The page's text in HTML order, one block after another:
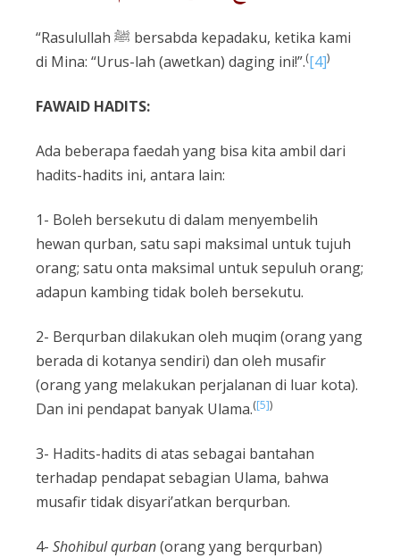
“Rasulullah ﷺ bersabda kepadaku, ketika kami
di Mina: “Urus-lah (awetkan) daging ini!”.([4])
FAWAID HADITS:
Ada beberapa faedah yang bisa kita ambil dari
hadits-hadits ini, antara lain:
1- Boleh bersekutu di dalam menyembelih
hewan qurban, satu sapi maksimal untuk tujuh
orang; satu onta maksimal untuk sepuluh orang;
adapun kambing tidak boleh bersekutu.
2- Berqurban dilakukan oleh muqim (orang yang
berada di kotanya sendiri) dan oleh musafir
(orang yang melakukan perjalanan di luar kota).
Dan ini pendapat banyak Ulama.([5])
3- Hadits-hadits di atas sebagai bantahan
terhadap pendapat sebagian Ulama, bahwa
musafir tidak disyari’atkan berqurban.
4- Shohibul qurban(orang yang berqurban)